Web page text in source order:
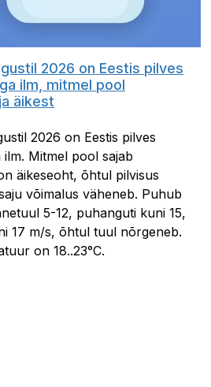
2026 on Eestis pilves
ilm, mitmel pool
äikest
2026 on Eestis pilves
ilm. Mitmel pool sajab
äikeseoht, õhtul pilvisus
võimalus väheneb. Puhub
5-12, puhanguti kuni 15,
17 m/s, õhtul tuul nõrgeneb.
on 18..23°C.